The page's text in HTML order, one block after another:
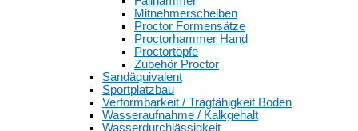
Mitnehmerscheiben
Proctor Formensätze
Proctorhammer Hand
Proctortöpfe
Zubehör Proctor
Sandäquivalent
Sportplatzbau
Verformbarkeit / Tragfähigkeit Boden
Wasseraufnahme / Kalkgehalt
Wasserdurchlässigkeit